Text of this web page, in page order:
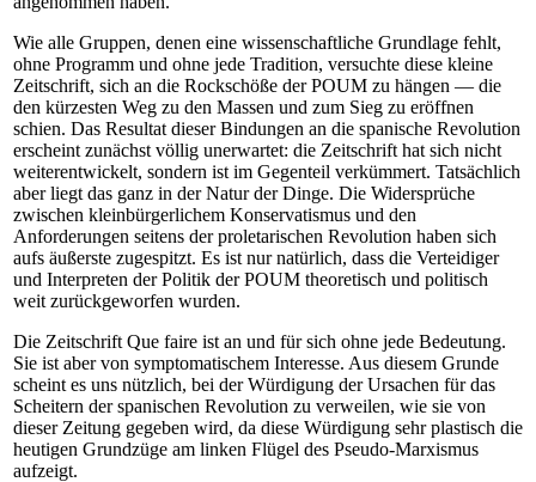
Wie alle Gruppen, denen eine wissenschaftliche Grundlage fehlt,
ohne Programm und ohne jede Tradition, versuchte diese kleine
Zeitschrift, sich an die Rockschöße der POUM zu hängen — die
den kürzesten Weg zu den Massen und zum Sieg zu eröffnen
schien. Das Resultat dieser Bindungen an die spanische Revolution
erscheint zunächst völlig unerwartet: die Zeitschrift hat sich nicht
weiterentwickelt, sondern ist im Gegenteil verkümmert. Tatsächlich
aber liegt das ganz in der Natur der Dinge. Die Widersprüche
zwischen kleinbürgerlichem Konservatismus und den
Anforderungen seitens der proletarischen Revolution haben sich
aufs äußerste zugespitzt. Es ist nur natürlich, dass die Verteidiger
und Interpreten der Politik der POUM theoretisch und politisch
weit zurückgeworfen wurden.
Die Zeitschrift Que faire ist an und für sich ohne jede Bedeutung.
Sie ist aber von symptomatischem Interesse. Aus diesem Grunde
scheint es uns nützlich, bei der Würdigung der Ursachen für das
Scheitern der spanischen Revolution zu verweilen, wie sie von
dieser Zeitung gegeben wird, da diese Würdigung sehr plastisch die
heutigen Grundzüge am linken Flügel des Pseudo-Marxismus
aufzeigt.